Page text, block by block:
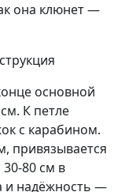
она клюнет —
основной
К петле
с карабином.
привязывается
80 см в
и надёжность —